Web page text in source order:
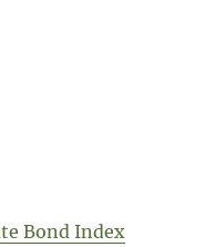
Bond Index